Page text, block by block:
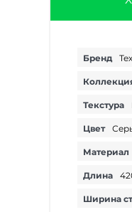
Бренд
Текстура
Цвет
Материал
Длина
Ширина